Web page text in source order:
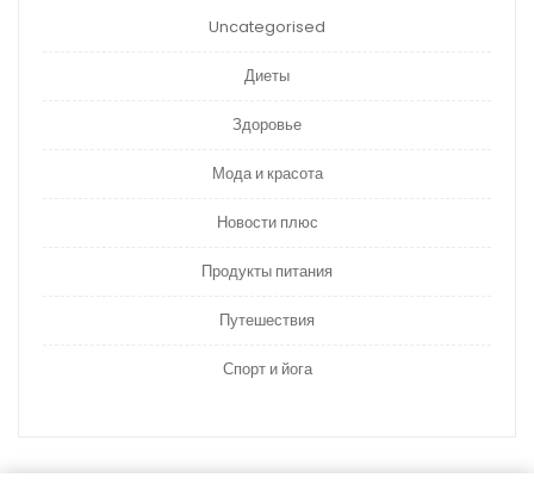
Uncategorised
Диеты
Здоровье
Мода и красота
Новости плюс
Продукты питания
Путешествия
Спорт и йога